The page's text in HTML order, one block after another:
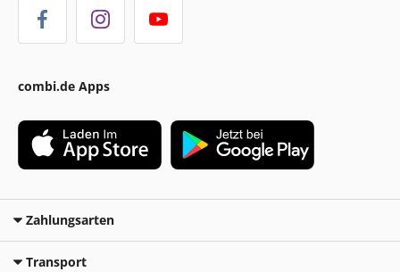
combi.de Apps
Zahlungsarten
Transport